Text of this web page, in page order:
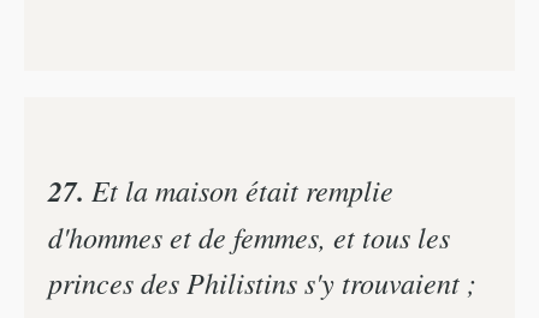
27. Et la maison était remplie
d'hommes et de femmes, et tous les
princes des Philistins s'y trouvaient ;